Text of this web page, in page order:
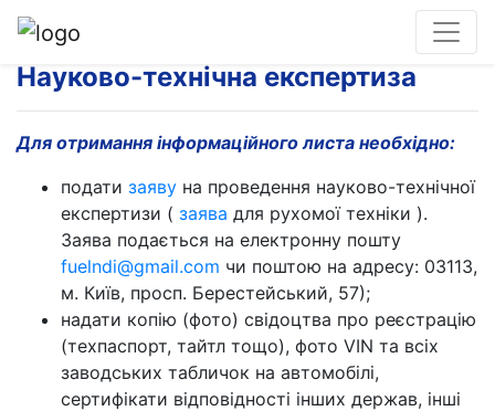
Науково-технічна експертиза
Для отримання інформаційного листа необхідно:
подати заяву на проведення науково-технічної
експертизи ( заява для рухомої техніки ).
Заява подається на електронну пошту
fuelndi@gmail.com чи поштою на адресу: 03113,
м. Київ, просп. Берестейський, 57);
надати копію (фото) свідоцтва про реєстрацію
(техпаспорт, тайтл тощо), фото VIN та всіх
заводських табличок на автомобілі,
сертифікати відповідності інших держав, інші